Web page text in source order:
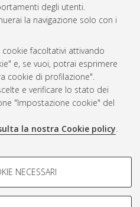
degli utenti.
la navigazione solo con i
facoltativi attivando
e, se vuoi, potrai esprimere
cookie di profilazione".
e verificare lo stato dei
"Impostazione cookie" del
la nostra Cookie policy.
-
le caratteristiche della
NECESSARI